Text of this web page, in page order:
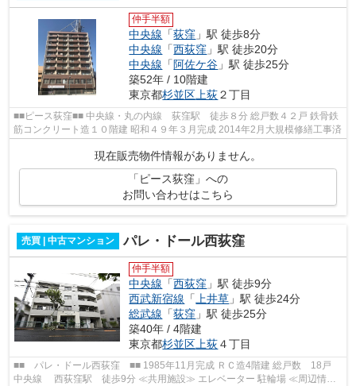
仲手半額
中央線 「荻窪 」駅 徒歩8分
中央線 「西荻窪 」駅 徒歩20分
中央線 「 阿佐ケ谷 」駅 徒歩25分
築52年 / 10階建
東京都杉並区 上荻２丁目
■■ピース荻窪■■ 中央線・丸の内線 荻窪駅 徒歩８分 総戸数４２戸 鉄骨鉄
筋コンクリート造１０階建 昭和４９年３月完成 2014年2月大規模修繕工事済
現在販売物件情報がありません。
「ピース荻窪」への
お問い合わせはこちら
売買 | 中古マンション パレ・ドール西荻窪
仲手半額
中央線 「西荻窪 」駅 徒歩9分
西武新宿線 「上井草 」駅 徒歩24分
総武線 「荻窪 」駅 徒歩25分
築40年 / 4階建
東京都杉並区上荻４丁目
■■ パレ・ドール西荻窪 ■■ 1985年11月完成 ＲＣ造4階建 総戸数 18戸
中央線 西荻窪駅 徒歩9分 ≪共用施設≫ エレベーター 駐輪場 ≪周辺情報